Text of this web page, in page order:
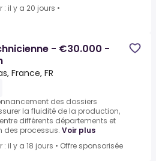
: il y a 20 jours •
- €30.000 -
France, FR
des dossiers
la fluidité de la production,
différents départements et
processus. Voir plus
: il y a 18 jours • Offre sponsorisée